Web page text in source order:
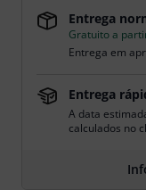
Entrega
Gratuito a
Entrega em
Entrega
A data
calculados no